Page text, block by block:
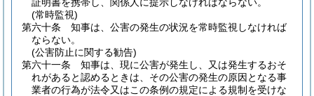
(常時監視)
第六十条
知事は、公害の発生の状況を常時監視しなければ
ならない。
(公害防止に関する勧告)
第六十一条
知事は、現に公害が発生し、又は発生するおそ
れがあると認めるときは、その公害の発生の原因となる事
業者の行為が法令又はこの条例の規定による規制を受けな